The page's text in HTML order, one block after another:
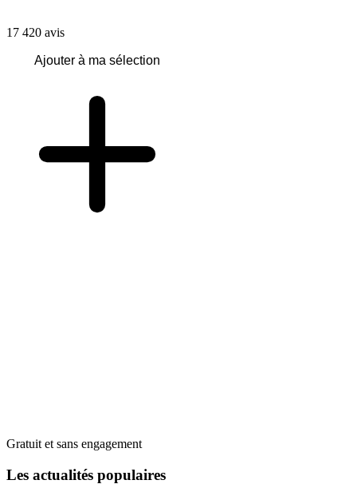
17 420 avis
Ajouter à ma sélection
Gratuit et sans engagement
Les actualités populaires